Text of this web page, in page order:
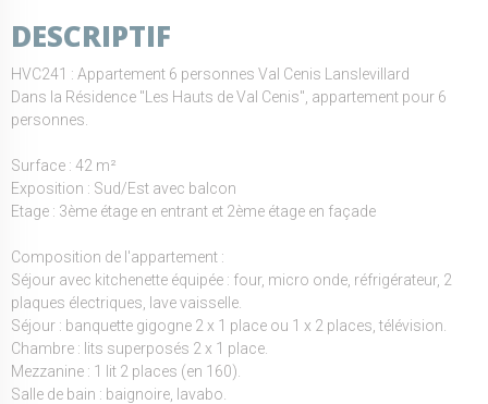
DESCRIPTIF
HVC241 : Appartement 6 personnes Val Cenis Lanslevillard
Dans la Résidence "Les Hauts de Val Cenis", appartement pour 6
personnes.
Surface : 42 m²
Exposition : Sud/Est avec balcon
Etage : 3ème étage en entrant et 2ème étage en façade
Composition de l'appartement :
Séjour avec kitchenette équipée : four, micro onde, réfrigérateur, 2
plaques électriques, lave vaisselle.
Séjour : banquette gigogne 2 x 1 place ou 1 x 2 places, télévision.
Chambre : lits superposés 2 x 1 place.
Mezzanine : 1 lit 2 places (en 160).
Salle de bain : baignoire, lavabo.